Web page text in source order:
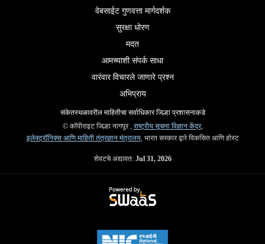
वेबसाईट गुणवत्ता मार्गदर्शक
सुरक्षा धोरण
मदत
आमच्याशी संपर्क साधा
वारंवार विचारले जाणारे प्रश्न
अभिप्राय
संकेतस्थळावरील माहितीचा सर्वाधिकार जिल्हा प्रशासनाकडे
© कॉपीराइट जिल्हा नागपूर , राष्ट्रीय सूचना विज्ञान केंद्र,
इलेक्ट्रॉनिक्स आणि माहिती तंत्रज्ञान मंत्रालय, भारत सरकार द्वारे विकसित आणि होस्ट
शेवटचे अद्यावत: Jul 31, 2026